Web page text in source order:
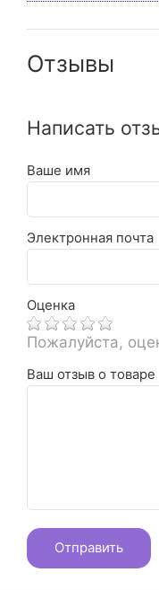
Отзывы
Написать
Ваше имя
Электронная почта
Оценка
Пожалуйста,
Ваш отзыв о товаре